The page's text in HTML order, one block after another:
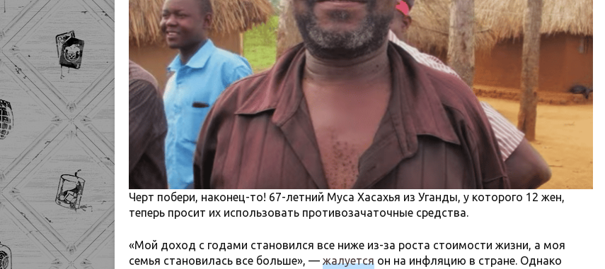
Черт побери, наконец-то! 67-летний Муса Хасахья из Уганды, у которого 12 жен,
теперь просит их использовать противозачаточные средства.
«Мой доход с годами становился все ниже из-за роста стоимости жизни, а моя
семья становилась все больше», — жалуется он на инфляцию в стране. Однако